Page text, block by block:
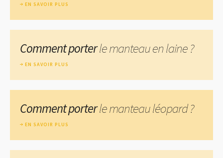
EN SAVOIR PLUS
Comment porterle manteau en laine ?
EN SAVOIR PLUS
Comment porterle manteau léopard ?
EN SAVOIR PLUS